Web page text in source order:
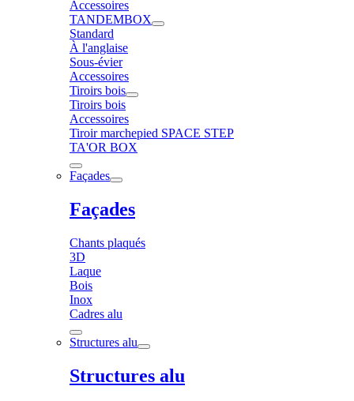
Accessoires
TANDEMBOX
Standard
À l'anglaise
Sous-évier
Accessoires
Tiroirs bois
Tiroirs bois
Accessoires
Tiroir marchepied SPACE STEP
TA'OR BOX
Façades
Façades
Chants plaqués
3D
Laque
Bois
Inox
Cadres alu
Structures alu
Structures alu